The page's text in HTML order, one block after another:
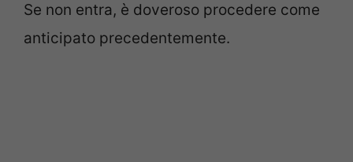
Se non entra, è doveroso procedere come
anticipato precedentemente.